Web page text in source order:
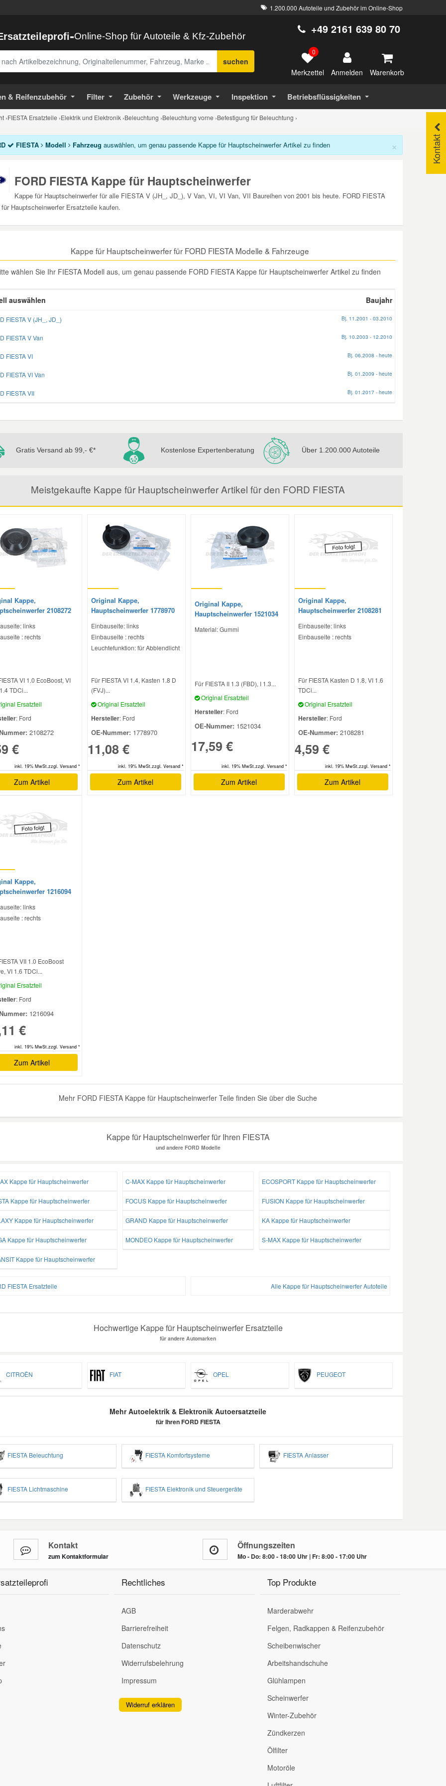
1.200.000 Autoteile und Zubehör im Online-Shop
-Online-Shop für Autoteile & Kfz-Zubehör
suchen
+49 2161 639 80 70
0
Merkzettel Anmelden Warenkorb
& Reifenzubehör Filter Zubehör Werkzeuge Inspektion Betriebsflüssigkeiten
›FIESTA Ersatzteile ›Elektrik und Elektronik ›Beleuchtung ›Beleuchtung vorne ›Befestigung für Beleuchtung ›
Kontakt
×
FIESTA Modell Fahrzeug auswählen, um genau passende Kappe für Hauptscheinwerfer Artikel zu finden
FORD FIESTA Kappe für Hauptscheinwerfer
Kappe für Hauptscheinwerfer für alle FIESTA V (JH_, JD_), V Van, VI, VI Van, VII Baureihen von 2001 bis heute. FORD FIESTA
für Hauptscheinwerfer Ersatzteile kaufen.
Kappe für Hauptscheinwerfer für FORD FIESTA Modelle & Fahrzeuge
wählen Sie Ihr FIESTA Modell aus, um genau passende FORD FIESTA Kappe für Hauptscheinwerfer Artikel zu finden
auswählen Baujahr
FIESTA V (JH_, JD_) Bj. 11.2001 - 03.2010
FIESTA V Van Bj. 10.2003 - 12.2010
FIESTA VI Bj. 06.2008 - heute
FIESTA VI Van Bj. 01.2009 - heute
FIESTA VII Bj. 01.2017 - heute
Gratis Versand ab 99,- €* Kostenlose Expertenberatung Über 1.200.000 Autoteile
Meistgekaufte Kappe für Hauptscheinwerfer Artikel für den FORD FIESTA
Kappe,
2108272
links
: rechts
VI 1.0 EcoBoost, VI
TDCi...
Ersatzteil
: Ford
2108272
€
inkl. 19% MwSt.zzgl. Versand *
Zum Artikel
Original Kappe,
Hauptscheinwerfer 1778970
Einbauseite: links
Einbauseite : rechts
Leuchtefunktion: für Abblendlicht
Für FIESTA VI 1.4, Kasten 1.8 D
(FVJ)...
Original Ersatzteil
Hersteller: Ford
OE-Nummer: 1778970
11,08 €
inkl. 19% MwSt.zzgl. Versand *
Zum Artikel
Original Kappe,
Hauptscheinwerfer 1521034
Material: Gummi
Für FIESTA II 1.3 (FBD), I 1.3...
Original Ersatzteil
Hersteller: Ford
OE-Nummer: 1521034
17,59 €
inkl. 19% MwSt.zzgl. Versand *
Zum Artikel
Original Kappe,
Hauptscheinwerfer 2108281
Einbauseite: links
Einbauseite : rechts
Für FIESTA Kasten D 1.8, VI 1.6
TDCi...
Original Ersatzteil
Hersteller: Ford
OE-Nummer: 2108281
4,59 €
inkl. 19% MwSt.zzgl. Versand *
Zum Artikel
Kappe,
1216094
links
: rechts
VII 1.0 EcoBoost
VI 1.6 TDCi...
Ersatzteil
: Ford
1216094
€
inkl. 19% MwSt.zzgl. Versand *
Zum Artikel
Mehr FORD FIESTA Kappe für Hauptscheinwerfer Teile finden Sie über die Suche
Kappe für Hauptscheinwerfer für Ihren FIESTA
und andere FORD Modelle
Kappe für Hauptscheinwerfer C-MAX Kappe für Hauptscheinwerfer ECOSPORT Kappe für Hauptscheinwerfer
Kappe für Hauptscheinwerfer FOCUS Kappe für Hauptscheinwerfer FUSION Kappe für Hauptscheinwerfer
Kappe für Hauptscheinwerfer GRAND Kappe für Hauptscheinwerfer KA Kappe für Hauptscheinwerfer
Kappe für Hauptscheinwerfer MONDEO Kappe für Hauptscheinwerfer S-MAX Kappe für Hauptscheinwerfer
Kappe für Hauptscheinwerfer
FIESTA Ersatzteile Alle Kappe für Hauptscheinwerfer Autoteile
Hochwertige Kappe für Hauptscheinwerfer Ersatzteile
für andere Automarken
CITROËN FIAT OPEL PEUGEOT
Mehr Autoelektrik & Elektronik Autoersatzteile
für Ihren FORD FIESTA
FIESTA Beleuchtung FIESTA Komfortsysteme FIESTA Anlasser
FIESTA Lichtmaschine FIESTA Elektronik und Steuergeräte
Kontakt
zum Kontaktformular
Öffnungszeiten
Mo - Do: 8:00 - 18:00 Uhr | Fr: 8:00 - 17:00 Uhr
Rechtliches
AGB
Barrierefreiheit
Datenschutz
Widerrufsbelehrung
Impressum
Widerruf erklären
Top Produkte
Marderabwehr
Felgen, Radkappen & Reifenzubehör
Scheibenwischer
Arbeitshandschuhe
Glühlampen
Scheinwerfer
Winter-Zubehör
Zündkerzen
Ölfilter
Motoröle